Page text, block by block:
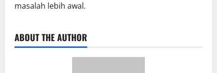
masalah lebih awal.
ABOUT THE AUTHOR